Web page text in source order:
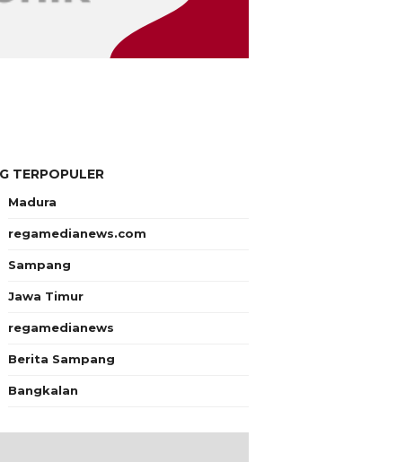
TERPOPULER
Madura
regamedianews.com
Sampang
Jawa Timur
regamedianews
Berita Sampang
Bangkalan